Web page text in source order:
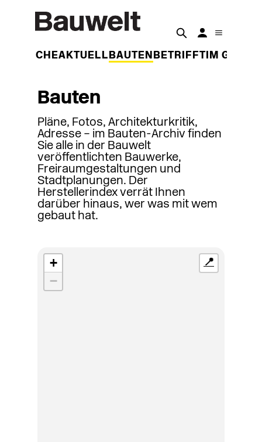
WOCHEAKTUELL BAUTEN BETRIFFT IM
Bauten
Pläne, Fotos, Architekturkritik,
Adresse – im Bauten-Archiv finden
Sie alle in der Bauwelt
veröffentlichten Bauwerke,
Freiraumgestaltungen und
Stadtplanungen. Der
Herstellerindex verrät Ihnen
darüber hinaus, wer was mit wem
gebaut hat.
+
−
📍